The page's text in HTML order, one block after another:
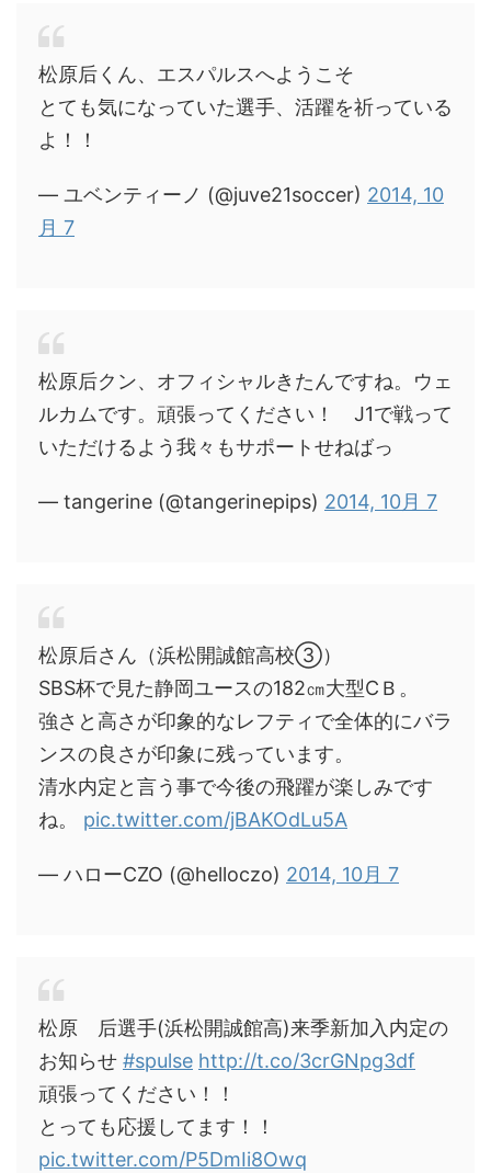
松原后くん、エスパルスへようこそ
とても気になっていた選手、活躍を祈っている
よ！！
— ユベンティーノ (@juve21soccer) 2014, 10
月 7
松原后クン、オフィシャルきたんですね。ウェ
ルカムです。頑張ってください！ J1で戦って
いただけるよう我々もサポートせねばっ
— tangerine (@tangerinepips) 2014, 10月 7
松原后さん（浜松開誠館高校③）
SBS杯で見た静岡ユースの182㎝大型CＢ。
強さと高さが印象的なレフティで全体的にバラ
ンスの良さが印象に残っています。
清水内定と言う事で今後の飛躍が楽しみです
ね。 pic.twitter.com/jBAKOdLu5A
— ハローCZO (@helloczo) 2014, 10月 7
松原 后選手(浜松開誠館高)来季新加入内定の
お知らせ #spulse http://t.co/3crGNpg3df
頑張ってください！！
とっても応援してます！！
pic.twitter.com/P5DmIi8Owq